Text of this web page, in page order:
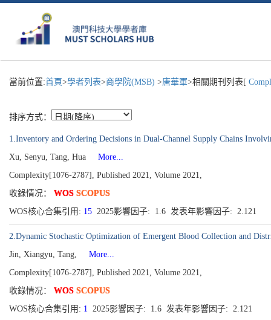
當前位置:首頁>學者列表>商學院(MSB) >唐華軍>相關期刊列表[
排序方式：
1.Inventory and Ordering Decisions in Dual-Channel Supply Chains
Xu, Senyu, Tang, Hua
More...
Complexity[1076-2787], Published 2021, Volume 2021,
收錄情况： WOS SCOPUS
WOS核心合集引用: 15 2025影響因子: 1.6 发表年影響因子: 2.121
2.Dynamic Stochastic Optimization of Emergent Blood Collection and
Jin, Xiangyu, Tang,
More...
Complexity[1076-2787], Published 2021, Volume 2021,
收錄情况： WOS SCOPUS
WOS核心合集引用: 1 2025影響因子: 1.6 发表年影響因子: 2.121